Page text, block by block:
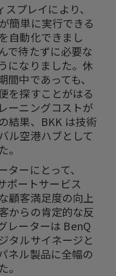
プレイにより、
簡単に実行できる
自動化できまし
で待たずに必要な
になりました。休
中であっても、
を探すことがはる
ーニングコストが
結果、BKK は技術
ル空港ハブとして
。
ーにとって、
ポートサービス
顧客満足度の向上
からの肯定的な反
レーターは BenQ
タルサイネージと
ネル製品に全幅の
。